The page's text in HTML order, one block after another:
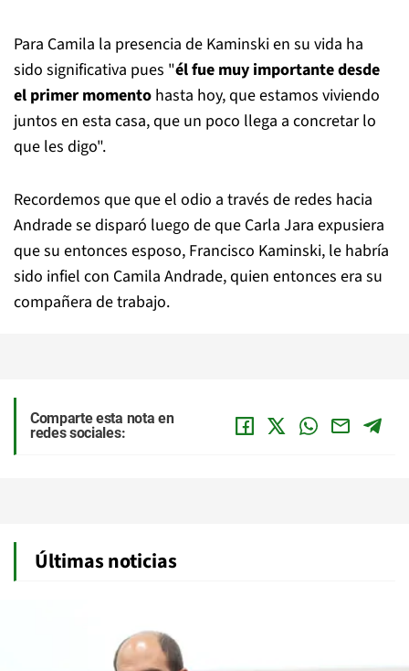
Para Camila la presencia de Kaminski en su vida ha
sido significativa pues "él fue muy importante desde
el primer momento hasta hoy, que estamos viviendo
juntos en esta casa, que un poco llega a concretar lo
que les digo".
Recordemos que que el odio a través de redes hacia
Andrade se disparó luego de que Carla Jara expusiera
que su entonces esposo, Francisco Kaminski, le habría
sido infiel con Camila Andrade, quien entonces era su
compañera de trabajo.
Comparte esta nota en
redes sociales:
Últimas noticias